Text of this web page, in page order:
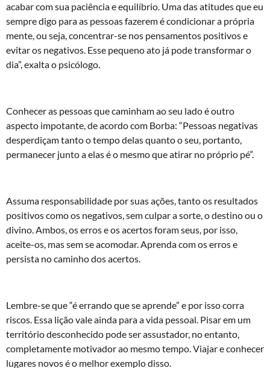
acabar com sua paciência e equilíbrio. Uma das atitudes que eu
sempre digo para as pessoas fazerem é condicionar a própria
mente, ou seja, concentrar-se nos pensamentos positivos e
evitar os negativos. Esse pequeno ato já pode transformar o
dia”, exalta o psicólogo.
Conhecer as pessoas que caminham ao seu lado é outro
aspecto impotante, de acordo com Borba: “Pessoas negativas
desperdiçam tanto o tempo delas quanto o seu, portanto,
permanecer junto a elas é o mesmo que atirar no próprio pé”.
Assuma responsabilidade por suas ações, tanto os resultados
positivos como os negativos, sem culpar a sorte, o destino ou o
divino. Ambos, os erros e os acertos foram seus, por isso,
aceite-os, mas sem se acomodar. Aprenda com os erros e
persista no caminho dos acertos.
Lembre-se que “é errando que se aprende” e por isso corra
riscos. Essa lição vale ainda para a vida pessoal. Pisar em um
território desconhecido pode ser assustador, no entanto,
completamente motivador ao mesmo tempo. Viajar e conhecer
lugares novos é o melhor exemplo disso.